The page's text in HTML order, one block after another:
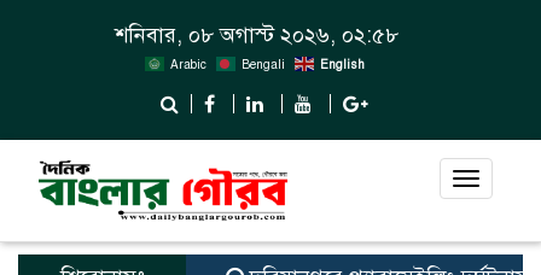
শনিবার, ০৮ অগাস্ট ২০২৬, ০২:৫৮
Arabic Bengali English
Toggle